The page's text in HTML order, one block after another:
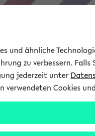
und ähnliche
zu verbessern.
jederzeit unter
Cookies